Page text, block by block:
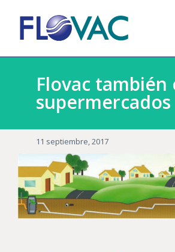
Flovac también
supermercados
11 septiembre, 2017